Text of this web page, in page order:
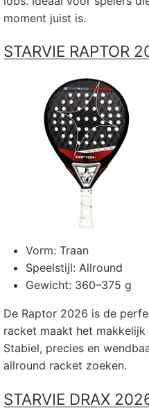
moment juist is.
STARVIE RAPTOR
Vorm: Traan
Speelstijl: Allround
Gewicht: 360–375 g
De Raptor 2026 is de
racket maakt het
Stabiel, precies en
allround racket zoeken.
STARVIE DRAX